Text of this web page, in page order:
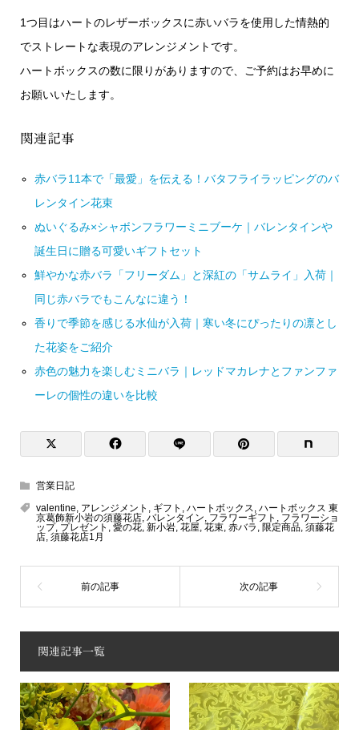
1つ目はハートのレザーボックスに赤いバラを使用した情熱的
でストレートな表現のアレンジメントです。
ハートボックスの数に限りがありますので、ご予約はお早めに
お願いいたします。
関連記事
赤バラ11本で「最愛」を伝える！バタフライラッピングのバ
レンタイン花束
ぬいぐるみ×シャボンフラワーミニブーケ｜バレンタインや
誕生日に贈る可愛いギフトセット
鮮やかな赤バラ「フリーダム」と深紅の「サムライ」入荷｜
同じ赤バラでもこんなに違う！
香りで季節を感じる水仙が入荷｜寒い冬にぴったりの凛とし
た花姿をご紹介
赤色の魅力を楽しむミニバラ｜レッドマカレナとファンファ
ーレの個性の違いを比較
営業日記
valentine, アレンジメント , ギフト , ハートボックス, ハートボックス 東
京葛飾新小岩の須藤花店, バレンタイン, フラワーギフト , フラワーショ
ップ, プレゼント , 愛の花, 新小岩, 花屋, 花束, 赤バラ , 限定商品, 須藤花
店, 須藤花店1月
関連記事一覧